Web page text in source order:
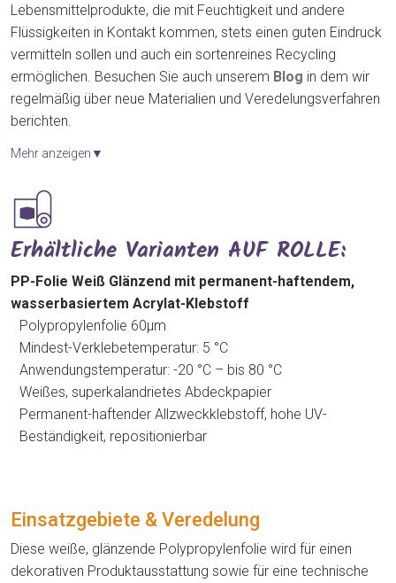
Lebensmittelprodukte, die mit Feuchtigkeit und andere
Flüssigkeiten in Kontakt kommen, stets einen guten Eindruck
vermitteln sollen und auch ein sortenreines Recycling
ermöglichen. Besuchen Sie auch unserem Blog in dem wir
regelmäßig über neue Materialien und Veredelungsverfahren
berichten.
Mehr anzeigen▼
Erhältliche Varianten AUF ROLLE:
PP-Folie Weiß Glänzend mit permanent-haftendem,
wasserbasiertem Acrylat-Klebstoff
Polypropylenfolie 60μm
Mindest-Verklebetemperatur: 5 °C
Anwendungstemperatur: -20 °C – bis 80 °C
Weißes, superkalandrietes Abdeckpapier
Permanent-haftender Allzweckklebstoff, hohe UV-
Beständigkeit, repositionierbar
Einsatzgebiete & Veredelung
Diese weiße, glänzende Polypropylenfolie wird für einen
dekorativen Produktausstattung sowie für eine technische